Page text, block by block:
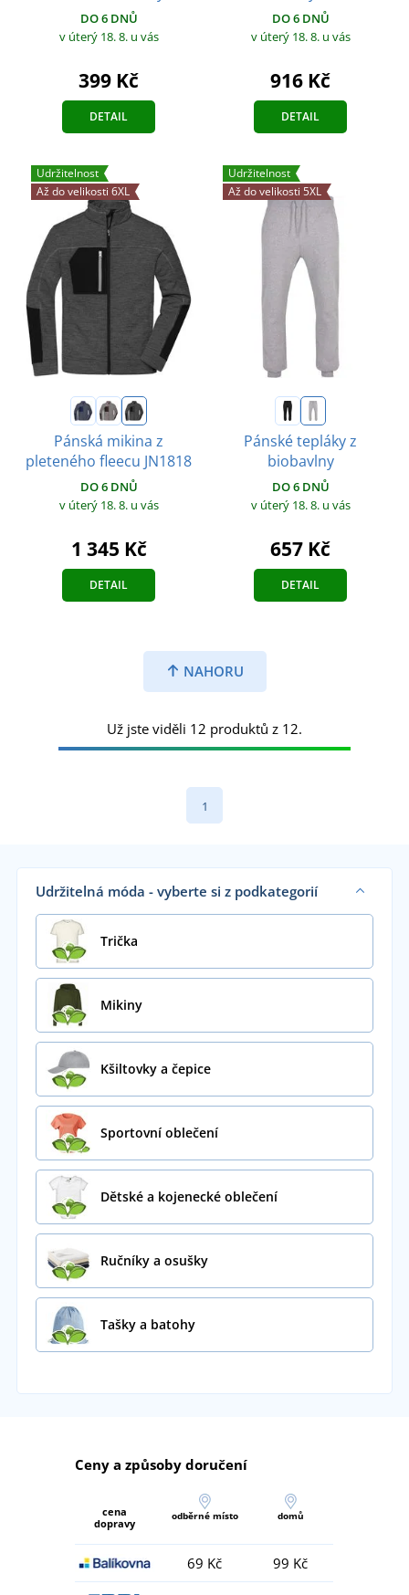
DO 6 DNŮ
v úterý 18. 8. u vás
399 Kč
DETAIL
DO 6 DNŮ
v úterý 18. 8. u vás
916 Kč
DETAIL
Udržitelnost
Až do velikosti 6XL
Pánská mikina z
pleteného fleecu JN1818
DO 6 DNŮ
v úterý 18. 8. u vás
1 345 Kč
DETAIL
Udržitelnost
Až do velikosti 5XL
Pánské tepláky z
biobavlny
DO 6 DNŮ
v úterý 18. 8. u vás
657 Kč
DETAIL
NAHORU
Už jste viděli 12 produktů z 12.
1
Udržitelná móda - vyberte si z podkategorií
Trička
Mikiny
Kšiltovky a čepice
Sportovní oblečení
Dětské a kojenecké oblečení
Ručníky a osušky
Tašky a batohy
Ceny a způsoby doručení
cena
dopravy
odběrné místo domů
69 Kč
99 Kč